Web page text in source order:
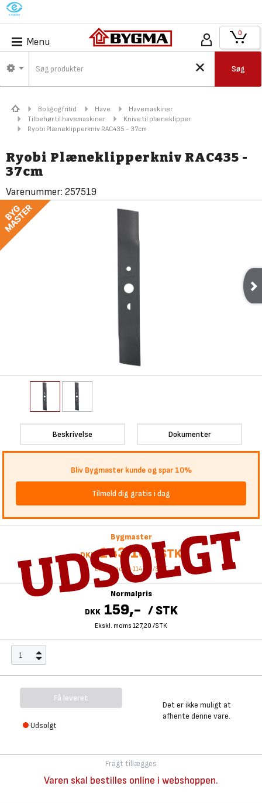
M
Menu
Søg
0
Bolig og fritid Have
Havemaskiner
Tilbehør til havemaskiner
Knive til plæneklipper
Ryobi Plæneklipperkniv RAC435 - 37cm
Ryobi Plæneklipperkniv RAC435 -
37cm
Varenummer: 257519
Beskrivelse Dokumenter
Bliv Bygmaster kunde og spar 10%
Tilmeld dig gratis i dag
Bygmaster
DKK 143,10 / STK
Ekskl. moms 114,48 /STK
Normalpris
DKK 159,- / STK
Ekskl. moms 127,20 /STK
Få leveret
Udsolgt
Det er ikke muligt at
afhente denne vare.
Fragt tillægges
Varen skal bestilles online i webshoppen.